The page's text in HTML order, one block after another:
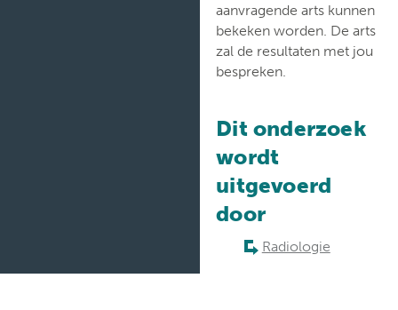
aanvragende arts kunnen
bekeken worden. De arts
zal de resultaten met jou
bespreken.
Dit onderzoek
wordt
uitgevoerd
door
Radiologie